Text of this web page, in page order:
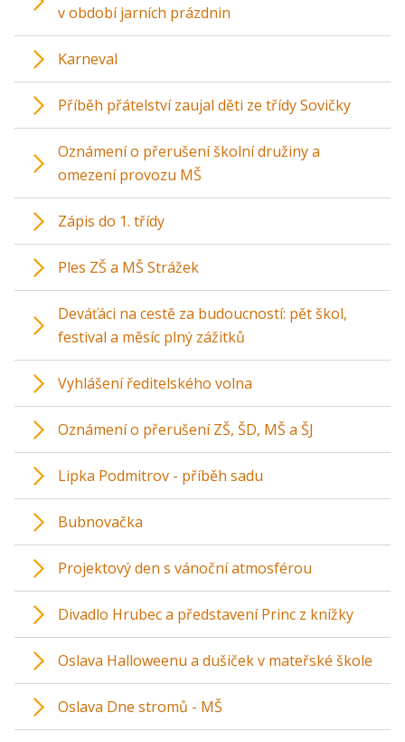
v období jarních prázdnin
Karneval
Příběh přátelství zaujal děti ze třídy Sovičky
Oznámení o přerušení školní družiny a
omezení provozu MŠ
Zápis do 1. třídy
Ples ZŠ a MŠ Strážek
Deváťáci na cestě za budoucností: pět škol,
festival a měsíc plný zážitků
Vyhlášení ředitelského volna
Oznámení o přerušení ZŠ, ŠD, MŠ a ŠJ
Lipka Podmitrov - příběh sadu
Bubnovačka
Projektový den s vánoční atmosférou
Divadlo Hrubec a představení Princ z knížky
Oslava Halloweenu a dušiček v mateřské škole
Oslava Dne stromů - MŠ